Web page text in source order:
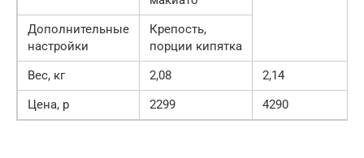
Дополнительные
настройки
Крепость,
порции кипятка
Вес, кг
2,08 2,14
Цена, р
2299 4290